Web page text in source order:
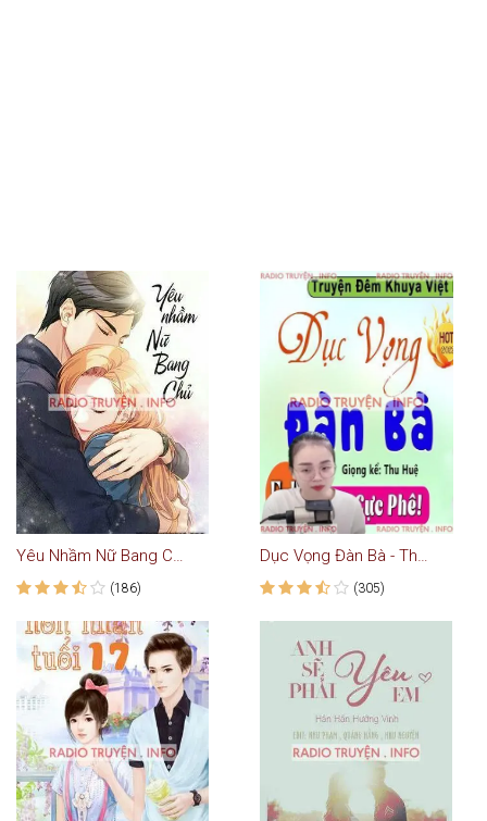
Yêu Nhầm Nữ Bang Chủ - Truyện Teen
(186)
Dục Vọng Đàn Bà - Thu Huệ
(305)